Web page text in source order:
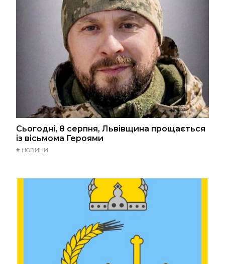
Сьогодні, 8 серпня, Львівщина прощається
із вісьмома Героями
# НОВИНИ